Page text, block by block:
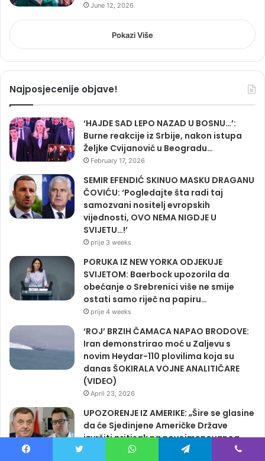
June 12, 2026
Pokazi Više
Najposjecenije objave!
‘HAJDE SAD LEPO NAZAD U BOSNU…’:
Burne reakcije iz Srbije, nakon istupa
Željke Cvijanović u Beogradu…
February 17, 2026
SEMIR EFENDIĆ SKINUO MASKU DRAGANU
ČOVIĆU: ‘Pogledajte šta radi taj
samozvani nositelj evropskih
vijednosti, OVO NEMA NIGDJE U
SVIJETU…!’
prije 3 weeks
PORUKA IZ NEW YORKA ODJEKUJE
SVIJETOM: Baerbock upozorila da
obećanje o Srebrenici više ne smije
ostati samo riječ na papiru…
prije 4 weeks
‘ROJ’ BRZIH ČAMACA NAPAO BRODOVE:
Iran demonstrirao moć u Zaljevu s
novim Heydar-110 plovilima koja su
danas ŠOKIRALA VOJNE ANALITIČARE
(VIDEO)
April 23, 2026
UPOZORENJE IZ AMERIKE: „Šire se glasine
da će Sjedinjene Američke Države
izvršiti pritisak na novoimenovanog
visokog predstavnika…“